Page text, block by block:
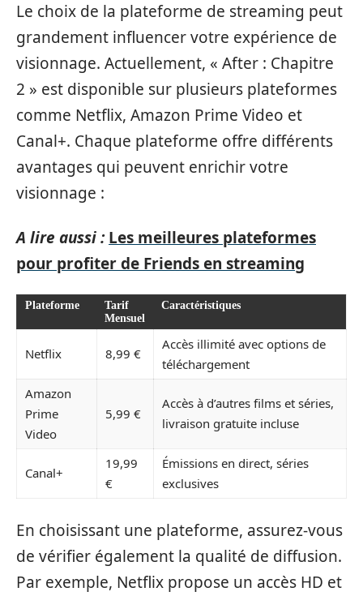
Le choix de la plateforme de streaming peut
grandement influencer votre expérience de
visionnage. Actuellement, « After : Chapitre
2 » est disponible sur plusieurs plateformes
comme Netflix, Amazon Prime Video et
Canal+. Chaque plateforme offre différents
avantages qui peuvent enrichir votre
visionnage :
A lire aussi : Les meilleures plateformes
pour profiter de Friends en streaming
Plateforme
Tarif
Mensuel
Caractéristiques
Netflix 8,99 €
Accès illimité avec options de
téléchargement
Amazon
Prime
Video
5,99 €
Accès à d’autres films et séries,
livraison gratuite incluse
Canal+
19,99
€
Émissions en direct, séries
exclusives
En choisissant une plateforme, assurez-vous
de vérifier également la qualité de diffusion.
Par exemple, Netflix propose un accès HD et